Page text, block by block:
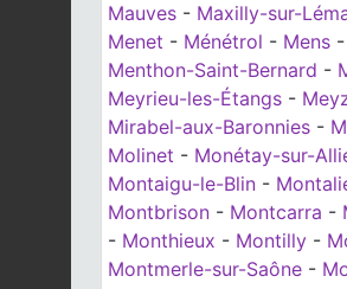
Mauves - Maxilly-sur-
Menet - Ménétrol - Mens -
Menthon-Saint-Bernard -
Meyrieu-les-Étangs -
Mirabel-aux-Baronnies -
Molinet - Monétay-sur-
Montaigu-le-Blin -
Montbrison - Montcarra -
- Monthieux - Montilly -
Montmerle-sur-Saône -